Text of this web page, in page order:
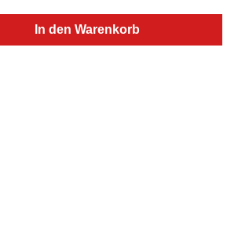
gewünschten Wert ein
In den Warenkorb